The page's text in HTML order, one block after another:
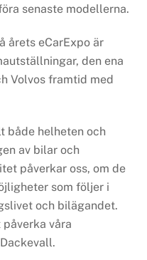
senaste modellerna.
årets eCarExpo är
den ena
Volvos framtid med
både helheten och
av bilar och
påverkar oss, om de
som följer i
och bilägandet.
våra